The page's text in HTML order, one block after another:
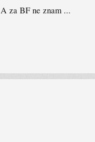
A za BF ne znam ...